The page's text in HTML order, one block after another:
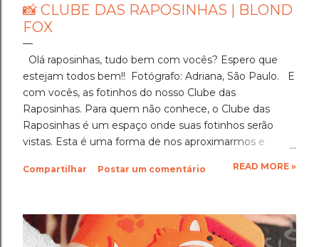
📸 CLUBE DAS RAPOSINHAS | BLOND
FOX
Olá raposinhas, tudo bem com vocês? Espero que
estejam todos bem!! Fotógrafo: Adriana, São Paulo. E
com vocês, as fotinhos do nosso Clube das
Raposinhas. Para quem não conhece, o Clube das
Raposinhas é um espaço onde suas fotinhos serão
vistas. Esta é uma forma de nos aproximarmos e
basta enviar suas fotinhos para o nosso e-mail
onde você é, e se preferir, contar um pouquinho sobre
suas fotinhos. Fique a vontade! Ficarei muito feliz de
Compartilhar Postar um comentário READ MORE »